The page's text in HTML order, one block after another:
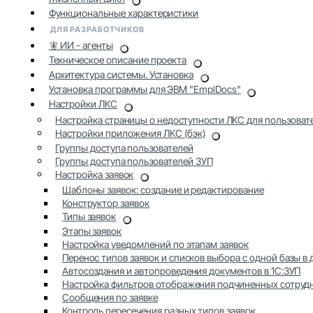
Функциональные характеристики
ДЛЯ РАЗРАБОТЧИКОВ
🧚 ИИ - агенты
Техническое описание проекта
Архитектура системы. Установка
Установка программы для ЭВМ "EmplDocs"
Настройки ЛКС
Настройка страницы о недоступности ЛКС для
Настройки приложения ЛКС (бэк)
Группы доступа пользователей
Группы доступа пользователей ЗУП
Настройка заявок
Шаблоны заявок: создание и редактирование
Конструктор заявок
Типы заявок
Этапы заявок
Настройка уведомлений по этапам заявок
Перенос типов заявок и списков выбора с одной базы в
Автосоздания и автопроведения документов в 1С:ЗУП
Настройка фильтров отображения подчиненных
Сообщения по заявке
Контроль пересечения разных типов заявок